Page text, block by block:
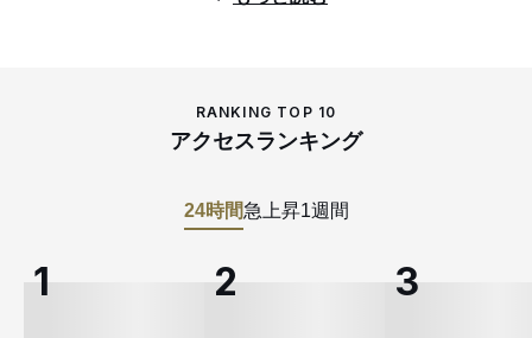
RANKING TOP 10
アクセスランキング
24時間急上昇1週間